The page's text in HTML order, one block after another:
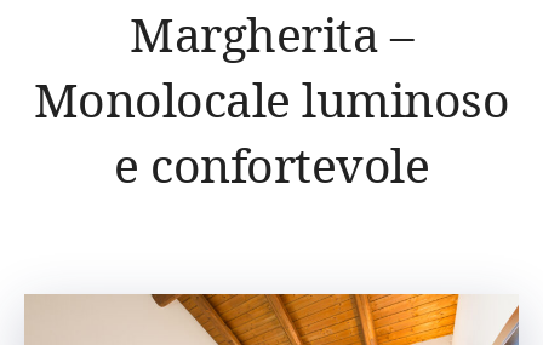
Margherita –
Monolocale luminoso
e confortevole